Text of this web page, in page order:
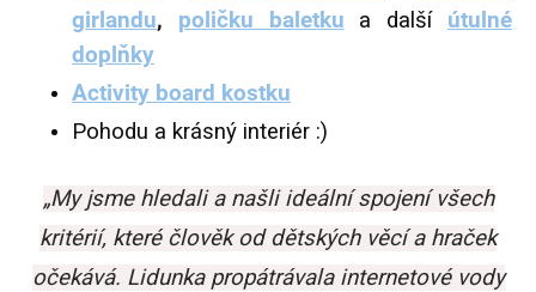
girlandu, poličku baletku a další útulné
doplňky
Activity board kostku
Pohodu a krásný interiér :)
„My jsme hledali a našli ideální spojení všech
kritérií, které člověk od dětských věcí a hraček
očekává. Lidunka propátrávala internetové vody